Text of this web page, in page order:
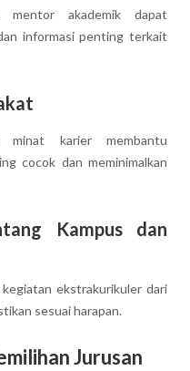
akademik dapat
informasi penting terkait
karier membantu
cocok dan meminimalkan
Kampus dan
ekstrakurikuler dari
sesuai harapan.
Jurusan